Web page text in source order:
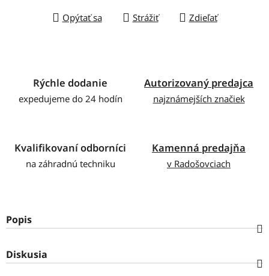
Opýtať sa Strážiť Zdieľať
Rýchle dodanie
expedujeme do 24 hodín
Autorizovaný predajca
najznámejších značiek
Kvalifikovaní odborníci
na záhradnú techniku
Kamenná predajňa
v Radošovciach
Popis
Diskusia